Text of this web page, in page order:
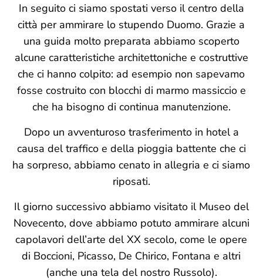
In seguito ci siamo spostati verso il centro della
città per ammirare lo stupendo Duomo. Grazie a
una guida molto preparata abbiamo scoperto
alcune caratteristiche architettoniche e costruttive
che ci hanno colpito: ad esempio non sapevamo
fosse costruito con blocchi di marmo massiccio e
che ha bisogno di continua manutenzione.
Dopo un avventuroso trasferimento in hotel a
causa del traffico e della pioggia battente che ci
ha sorpreso, abbiamo cenato in allegria e ci siamo
riposati.
Il giorno successivo abbiamo visitato il Museo del
Novecento, dove abbiamo potuto ammirare alcuni
capolavori dell’arte del XX secolo, come le opere
di Boccioni, Picasso, De Chirico, Fontana e altri
(anche una tela del nostro Russolo).